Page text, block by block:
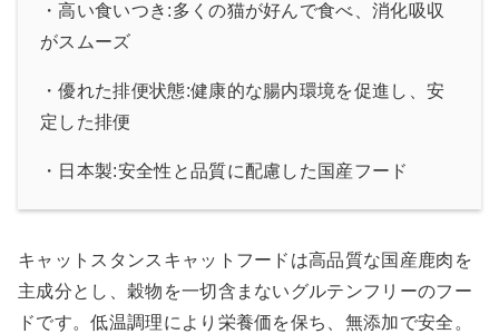
・高い食いつき:多くの猫が好んで食べ、消化吸収
がスムーズ
・優れた排便状態:健康的な腸内環境を促進し、安
定した排便
・日本製:安全性と品質に配慮した国産フード
キャットスタンスキャットフードは高品質な国産鹿肉を
主成分とし、穀物を一切含まないグルテンフリーのフー
ドです。低温調理により栄養価を保ち、無添加で安全。